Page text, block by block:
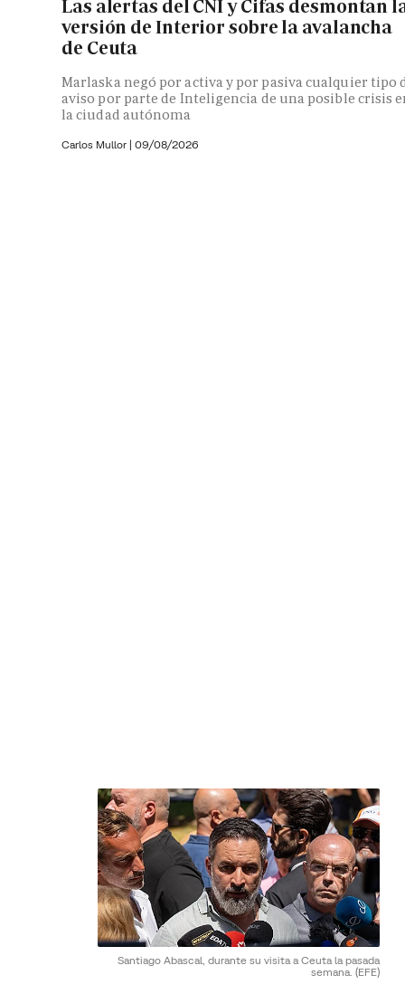
Las alertas del CNI y Cifas desmontan
versión de Interior sobre la avalancha
de Ceuta
Marlaska negó por activa y por pasiva cualquier tipo
aviso por parte de Inteligencia de una posible crisis
la ciudad autónoma
Carlos Mullor | 09/08/2026
Santiago Abascal, durante su visita a Ceuta la pasada
semana. (EFE)